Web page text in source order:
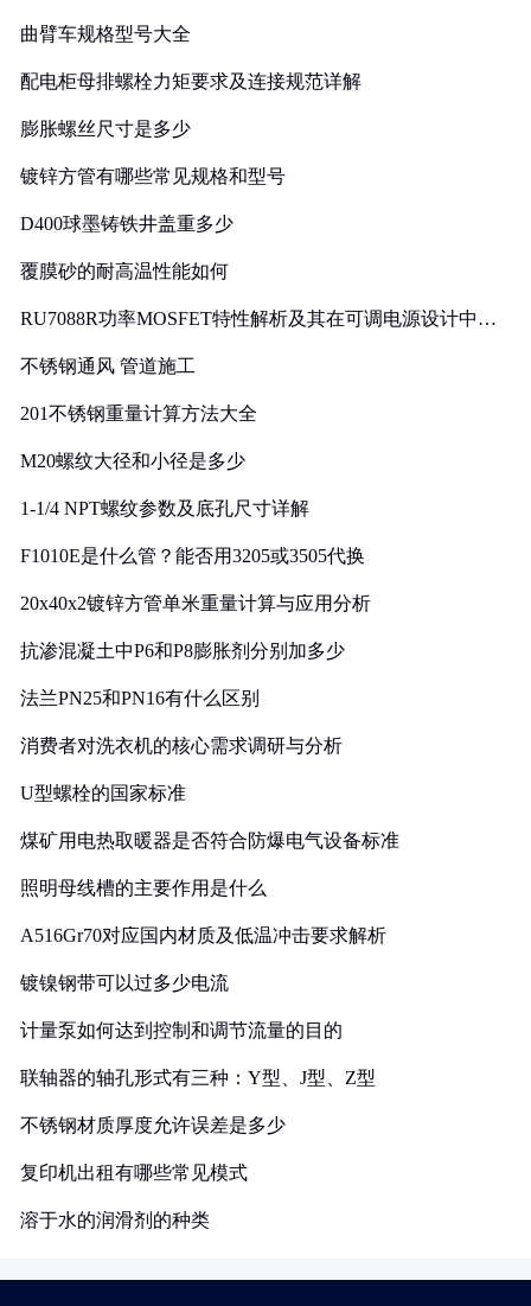
曲臂车规格型号大全
配电柜母排螺栓力矩要求及连接规范详解
膨胀螺丝尺寸是多少
镀锌方管有哪些常见规格和型号
D400球墨铸铁井盖重多少
覆膜砂的耐高温性能如何
RU7088R功率MOSFET特性解析及其在可调电源设计中的
不锈钢通风 管道施工
201不锈钢重量计算方法大全
M20螺纹大径和小径是多少
1-1/4 NPT螺纹参数及底孔尺寸详解
F1010E是什么管？能否用3205或3505代换
20x40x2镀锌方管单米重量计算与应用分析
抗渗混凝土中P6和P8膨胀剂分别加多少
法兰PN25和PN16有什么区别
消费者对洗衣机的核心需求调研与分析
U型螺栓的国家标准
煤矿用电热取暖器是否符合防爆电气设备标准
照明母线槽的主要作用是什么
A516Gr70对应国内材质及低温冲击要求解析
镀镍钢带可以过多少电流
计量泵如何达到控制和调节流量的目的
联轴器的轴孔形式有三种：Y型、J型、Z型
不锈钢材质厚度允许误差是多少
复印机出租有哪些常见模式
溶于水的润滑剂的种类